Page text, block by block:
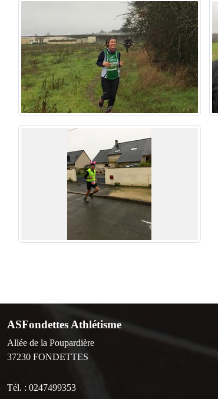
ASFondettes Athlétisme
Allée de la Poupardière
37230 FONDETTES
Tél. : 0247499353